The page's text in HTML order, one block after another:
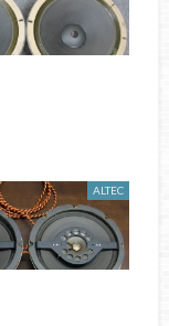
ALTEC